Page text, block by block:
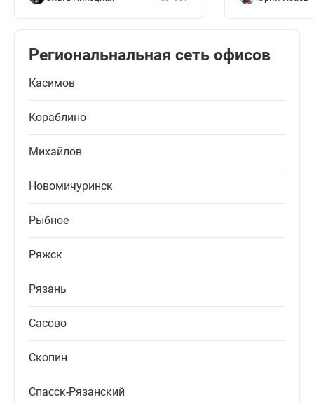
Региональнальная сеть офисов
Касимов
Кораблино
Михайлов
Новомичуринск
Рыбное
Ряжск
Рязань
Сасово
Скопин
Спасск-Рязанский